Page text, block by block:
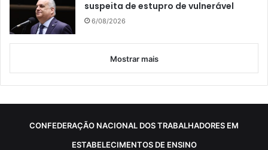
suspeita de estupro de vulnerável
6/08/2026
Mostrar mais
CONFEDERAÇÃO NACIONAL DOS TRABALHADORES EM
ESTABELECIMENTOS DE ENSINO